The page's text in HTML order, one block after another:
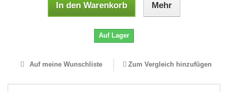
In den Warenkorb Mehr
Auf Lager
Auf meine Wunschliste Zum Vergleich hinzufügen